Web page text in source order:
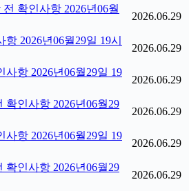
확인사항 2026년06월
2026.06.29
2026년06월29일 19시
2026.06.29
항 2026년06월29일 19
2026.06.29
인사항 2026년06월29
2026.06.29
항 2026년06월29일 19
2026.06.29
인사항 2026년06월29
2026.06.29